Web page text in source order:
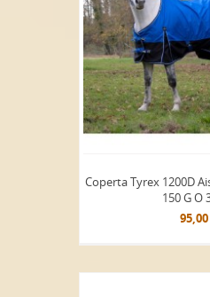
Coperta Tyrex 1200D
150 G O